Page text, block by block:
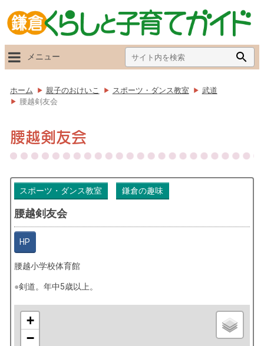
Search
for:
メニュー
ホーム 親子のおけいこ スポーツ・ダンス教室
武道
腰越剣友会
腰越剣友会
スポーツ・ダンス教室 鎌倉の趣味
腰越剣友会
HP
腰越小学校体育館
剣道。年中5歳以上。
+
−